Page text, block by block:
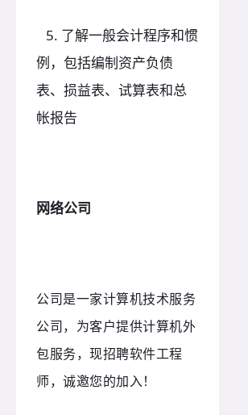
5. 了解一般会计程序和惯
例，包括编制资产负债
表、损益表、试算表和总
帐报告
网络公司
公司是一家计算机技术服务
公司，为客户提供计算机外
包服务，现招聘软件工程
师，诚邀您的加入！